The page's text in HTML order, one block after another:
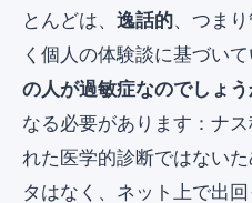
とんどは、 逸話的、つま
く個人の体験談に基づいて
の人が過敏症なのでしょう
なる必要があります：ナ
れた医学的診断ではない
タはなく、ネット上で出